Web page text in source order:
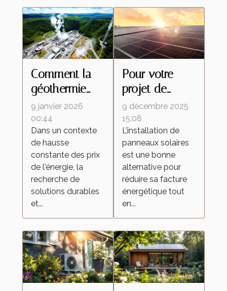
Comment la
géothermie
peut réduire
vos coûts
énergétiques ?
9 janvier 2026
00:44
Dans un contexte
de hausse
constante des prix
de l'énergie, la
recherche de
solutions durables
et...
Pour votre
projet de
panneaux
solaires en
région PACA,
contactez
cette
entreprise RGE
!
9 décembre 2025
15:08
L’installation de
panneaux solaires
est une bonne
alternative pour
réduire sa facture
énergétique tout
en...